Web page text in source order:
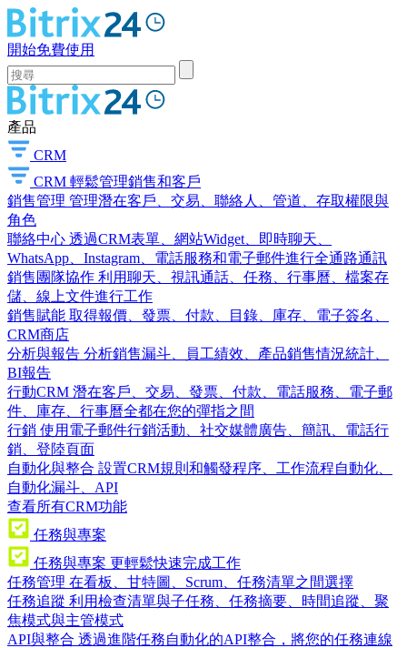
開始免費使用
產品
CRM
CRM 輕鬆管理銷售和客戶
銷售管理 管理潛在客戶、交易、聯絡人、管道、存取權限與
角色
聯絡中心 透過CRM表單、網站Widget、即時聊天、
WhatsApp、Instagram、電話服務和電子郵件進行全通路通訊
銷售團隊協作 利用聊天、視訊通話、任務、行事曆、檔案存
儲、線上文件進行工作
銷售賦能 取得報價、發票、付款、目錄、庫存、電子簽名、
CRM商店
分析與報告 分析銷售漏斗、員工績效、產品銷售情況統計、
BI報告
行動CRM 潛在客戶、交易、發票、付款、電話服務、電子郵
件、庫存、行事曆全都在您的彈指之間
行銷 使用電子郵件行銷活動、社交媒體廣告、簡訊、電話行
銷、登陸頁面
自動化與整合 設置CRM規則和觸發程序、工作流程自動化、
自動化漏斗、API
查看所有CRM功能
任務與專案
任務與專案 更輕鬆快速完成工作
任務管理 在看板、甘特圖、Scrum、任務清單之間選擇
任務追蹤 利用檢查清單與子任務、任務摘要、時間追蹤、聚
焦模式與主管模式
API與整合 透過進階任務自動化的API整合，將您的任務連線